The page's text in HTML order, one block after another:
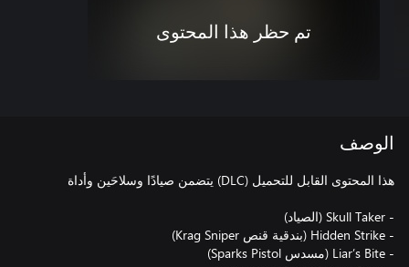
تم حظر هذا المحتوى
الوصف